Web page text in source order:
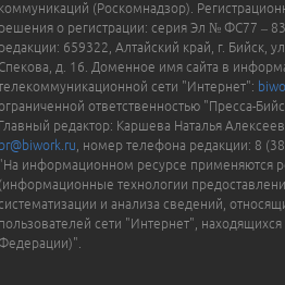
коммуникаций (Роскомнадзор).
решения о регистрации: серия Эл № ФС77 –
редакции: 659322, Алтайский край, г. Бийск,
Спекова, д. 16. Доменное имя сайта в
сети "Интернет":
ответственностью "Пресса-
Главный редактор: Каршева Наталья
br@biwork.ru , номер телефона редакции: 8
"На информационном ресурсе применяются
(информационные технологии
и анализа сведений,
пользователей сети "Интернет",
Федерации)".